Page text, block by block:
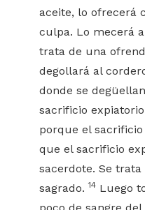
aceite, lo ofrecerá
culpa. Lo mecerá
trata de una
degollará al
donde se
sacrificio
porque el
que el sacrificio
sacerdote. Se
sagrado.14 Luego